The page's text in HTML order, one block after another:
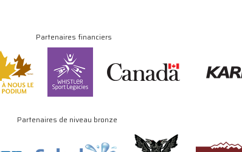
Partenaires financiers
Partenaires de niveau bronze